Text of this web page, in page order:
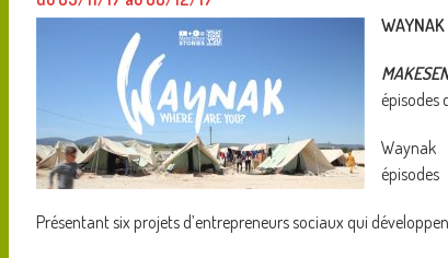
WAYNAK
épisodes
épisodes
Présentant six projets d’entrepreneurs sociaux qui